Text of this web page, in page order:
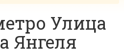
Улица
Янгеля